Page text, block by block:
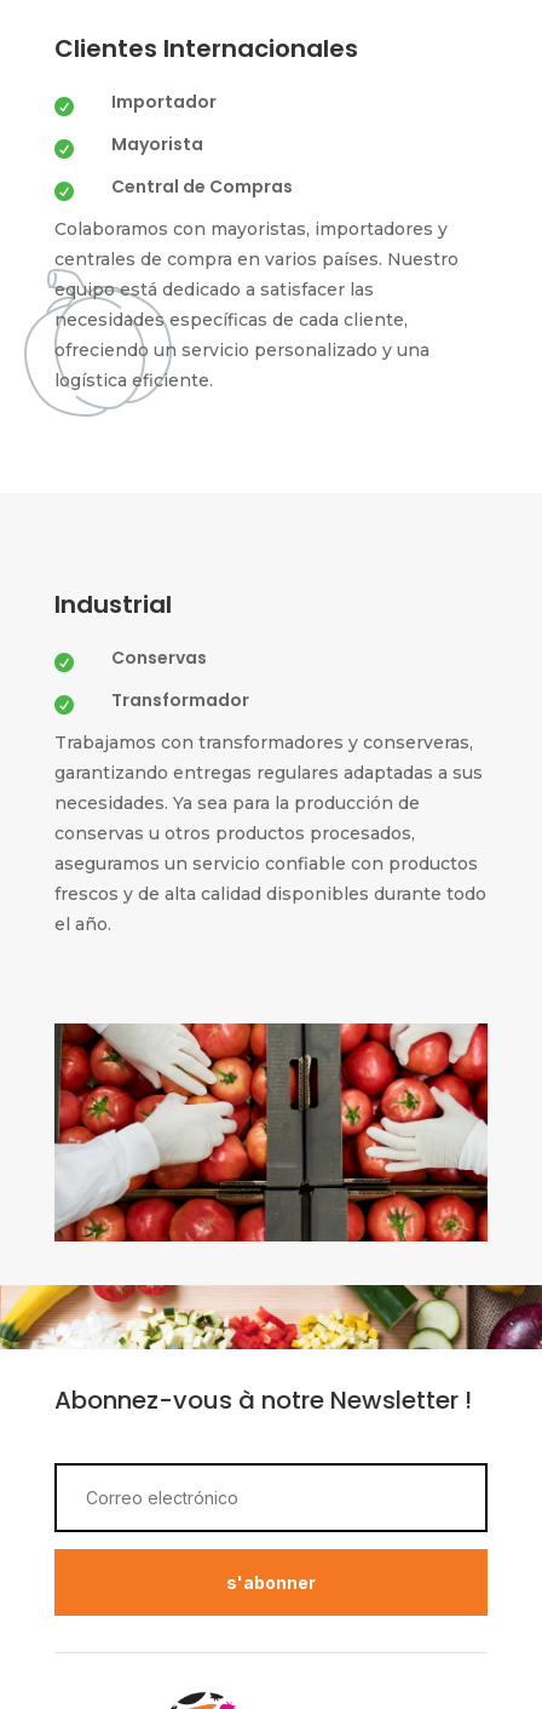
Clientes Internacionales
 Importador
 Mayorista
 Central de Compras
Colaboramos con mayoristas, importadores y
centrales de compra en varios países. Nuestro
equipo está dedicado a satisfacer las
necesidades específicas de cada cliente,
ofreciendo un servicio personalizado y una
logística eficiente.
Industrial
 Conservas
 Transformador
Trabajamos con transformadores y conserveras,
garantizando entregas regulares adaptadas a sus
necesidades. Ya sea para la producción de
conservas u otros productos procesados,
aseguramos un servicio confiable con productos
frescos y de alta calidad disponibles durante todo
el año.
Abonnez-vous à notre Newsletter !
s'abonner